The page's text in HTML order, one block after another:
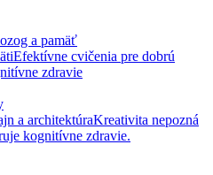
a pamäť
Efektívne cvičenia pre dobrú
zdravie
a architektúraKreativita nepozná
kognitívne zdravie.